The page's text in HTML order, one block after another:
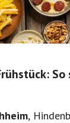
So
,